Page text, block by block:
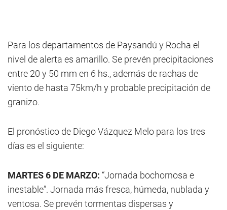
Para los departamentos de Paysandú y Rocha el
nivel de alerta es amarillo. Se prevén precipitaciones
entre 20 y 50 mm en 6 hs., además de rachas de
viento de hasta 75km/h y probable precipitación de
granizo.
El pronóstico de Diego Vázquez Melo para los tres
días es el siguiente:
MARTES 6 DE MARZO: “Jornada bochornosa e
inestable”. Jornada más fresca, húmeda, nublada y
ventosa. Se prevén tormentas dispersas y